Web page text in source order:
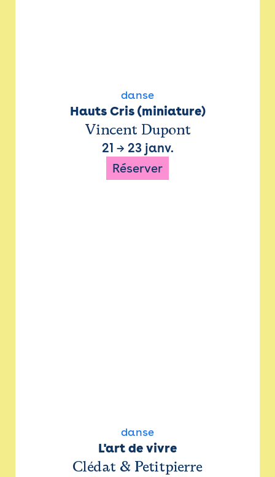
danse
Hauts Cris (miniature)
Vincent Dupont
21 → 23 janv.
Réserver
danse
L'art de vivre
Clédat & Petitpierre